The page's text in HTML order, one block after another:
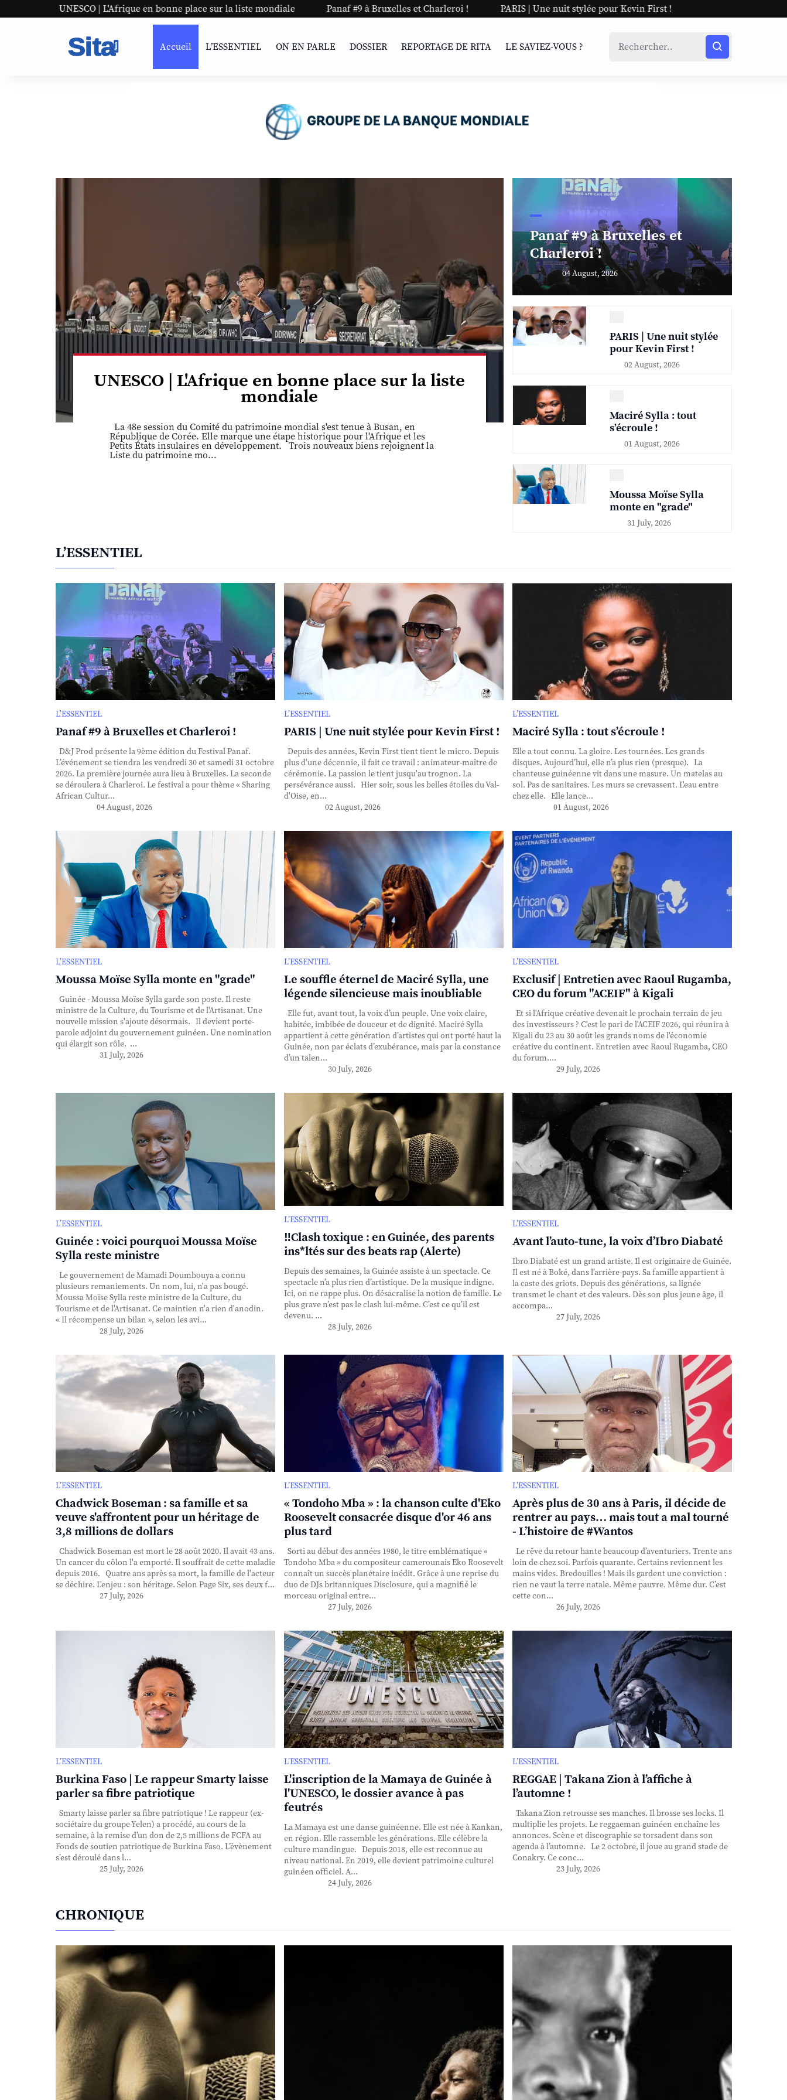
| L'Afrique en bonne place sur la liste mondiale Panaf #9 à Bruxelles et Charleroi ! PARIS | Une nuit stylée pour Kevin First !
Accueil L’ESSENTIEL ON EN PARLE DOSSIER REPORTAGE DE RITA LE SAVIEZ-VOUS ?
UNESCO | L'Afrique en bonne place sur la liste
mondiale
La 48e session du Comité du patrimoine mondial s'est tenue à Busan, en
République de Corée. Elle marque une étape historique pour l'Afrique et les
Petits États insulaires en développement. Trois nouveaux biens rejoignent la
Liste du patrimoine mo...
Panaf #9 à Bruxelles et
Charleroi !
04 August, 2026
PARIS | Une nuit stylée
pour Kevin First !
02 August, 2026
Maciré Sylla : tout
s’écroule !
01 August, 2026
Moussa Moïse Sylla
monte en "grade"
31 July, 2026
L’ESSENTIEL
L’ESSENTIEL
Panaf #9 à Bruxelles et Charleroi !
D&J Prod présente la 9ème édition du Festival Panaf.
L’événement se tiendra les vendredi 30 et samedi 31 octobre
2026. La première journée aura lieu à Bruxelles. La seconde
se déroulera à Charleroi. Le festival a pour thème « Sharing
African Cultur...
04 August, 2026
L’ESSENTIEL
PARIS | Une nuit stylée pour Kevin First !
Depuis des années, Kevin First tient tient le micro. Depuis
plus d'une décennie, il fait ce travail : animateur-maître de
cérémonie. La passion le tient jusqu'au trognon. La
persévérance aussi. Hier soir, sous les belles étoiles du Val-
d'Oise, en...
02 August, 2026
L’ESSENTIEL
Maciré Sylla : tout s’écroule !
Elle a tout connu. La gloire. Les tournées. Les grands
disques. Aujourd’hui, elle n’a plus rien (presque). La
chanteuse guinéenne vit dans une masure. Un matelas au
sol. Pas de sanitaires. Les murs se crevassent. L'eau entre
chez elle. Elle lance...
01 August, 2026
L’ESSENTIEL
Moussa Moïse Sylla monte en "grade"
Guinée - Moussa Moïse Sylla garde son poste. Il reste
ministre de la Culture, du Tourisme et de l'Artisanat. Une
nouvelle mission s'ajoute désormais. Il devient porte-
parole adjoint du gouvernement guinéen. Une nomination
qui élargit son rôle. ...
31 July, 2026
L’ESSENTIEL
Le souffle éternel de Maciré Sylla, une
légende silencieuse mais inoubliable
Elle fut, avant tout, la voix d’un peuple. Une voix claire,
habitée, imbibée de douceur et de dignité. Maciré Sylla
appartient à cette génération d’artistes qui ont porté haut la
Guinée, non par éclats d’exubérance, mais par la constance
d’un talen...
30 July, 2026
L’ESSENTIEL
Exclusif | Entretien avec Raoul Rugamba,
CEO du forum "ACEIF" à Kigali
Et si l'Afrique créative devenait le prochain terrain de jeu
des investisseurs ? C'est le pari de l'ACEIF 2026, qui réunira à
Kigali du 23 au 30 août les grands noms de l'économie
créative du continent. Entretien avec Raoul Rugamba, CEO
du forum....
29 July, 2026
L’ESSENTIEL
Guinée : voici pourquoi Moussa Moïse
Sylla reste ministre
Le gouvernement de Mamadi Doumbouya a connu
plusieurs remaniements. Un nom, lui, n'a pas bougé.
Moussa Moïse Sylla reste ministre de la Culture, du
Tourisme et de l'Artisanat. Ce maintien n'a rien d'anodin.
« Il récompense un bilan », selon les avi...
28 July, 2026
L’ESSENTIEL
‼️Clash toxique : en Guinée, des parents
ins*ltés sur des beats rap (Alerte)
Depuis des semaines, la Guinée assiste à un spectacle. Ce
spectacle n’a plus rien d’artistique. De la musique indigne.
Ici, on ne rappe plus. On désacralise la notion de famille. Le
plus grave n’est pas le clash lui-même. C’est ce qu’il est
devenu. ...
28 July, 2026
L’ESSENTIEL
Avant l’auto-tune, la voix d’Ibro Diabaté
Ibro Diabaté est un grand artiste. Il est originaire de Guinée.
Il est né à Boké, dans l’arrière-pays. Sa famille appartient à
la caste des griots. Depuis des générations, sa lignée
transmet le chant et des valeurs. Dès son plus jeune âge, il
accompa...
27 July, 2026
L’ESSENTIEL
Chadwick Boseman : sa famille et sa
veuve s'affrontent pour un héritage de
3,8 millions de dollars
Chadwick Boseman est mort le 28 août 2020. Il avait 43 ans.
Un cancer du côlon l'a emporté. Il souffrait de cette maladie
depuis 2016. Quatre ans après sa mort, la famille de l'acteur
se déchire. L'enjeu : son héritage. Selon Page Six, ses deux f...
27 July, 2026
L’ESSENTIEL
« Tondoho Mba » : la chanson culte d'Eko
Roosevelt consacrée disque d'or 46 ans
plus tard
Sorti au début des années 1980, le titre emblématique «
Tondoho Mba » du compositeur camerounais Eko Roosevelt
connaît un succès planétaire inédit. Grâce à une reprise du
duo de DJs britanniques Disclosure, qui a magnifié le
morceau original entre...
27 July, 2026
L’ESSENTIEL
Après plus de 30 ans à Paris, il décide de
rentrer au pays… mais tout a mal tourné
- L’histoire de #Wantos
Le rêve du retour hante beaucoup d’aventuriers. Trente ans
loin de chez soi. Parfois quarante. Certains reviennent les
mains vides. Bredouilles ! Mais ils gardent une conviction :
rien ne vaut la terre natale. Même pauvre. Même dur. C’est
cette con...
26 July, 2026
L’ESSENTIEL
Burkina Faso | Le rappeur Smarty laisse
parler sa fibre patriotique
Smarty laisse parler sa fibre patriotique ! Le rappeur (ex-
sociétaire du groupe Yelen) a procédé, au cours de la
semaine, à la remise d’un don de 2,5 millions de FCFA au
Fonds de soutien patriotique de Burkina Faso. L’évènement
s’est déroulé dans l...
25 July, 2026
L’ESSENTIEL
L'inscription de la Mamaya de Guinée à
l'UNESCO, le dossier avance à pas
feutrés
La Mamaya est une danse guinéenne. Elle est née à Kankan,
en région. Elle rassemble les générations. Elle célèbre la
culture mandingue. Depuis 2018, elle est reconnue au
niveau national. En 2019, elle devient patrimoine culturel
guinéen officiel. A...
24 July, 2026
L’ESSENTIEL
REGGAE | Takana Zion à l’affiche à
l’automne !
Takana Zion retrousse ses manches. Il brosse ses locks. Il
multiplie les projets. Le reggaeman guinéen enchaîne les
annonces. Scène et discographie se torsadent dans son
agenda à l’automne. Le 2 octobre, il joue au grand stade de
Conakry. Ce conc...
23 July, 2026
CHRONIQUE